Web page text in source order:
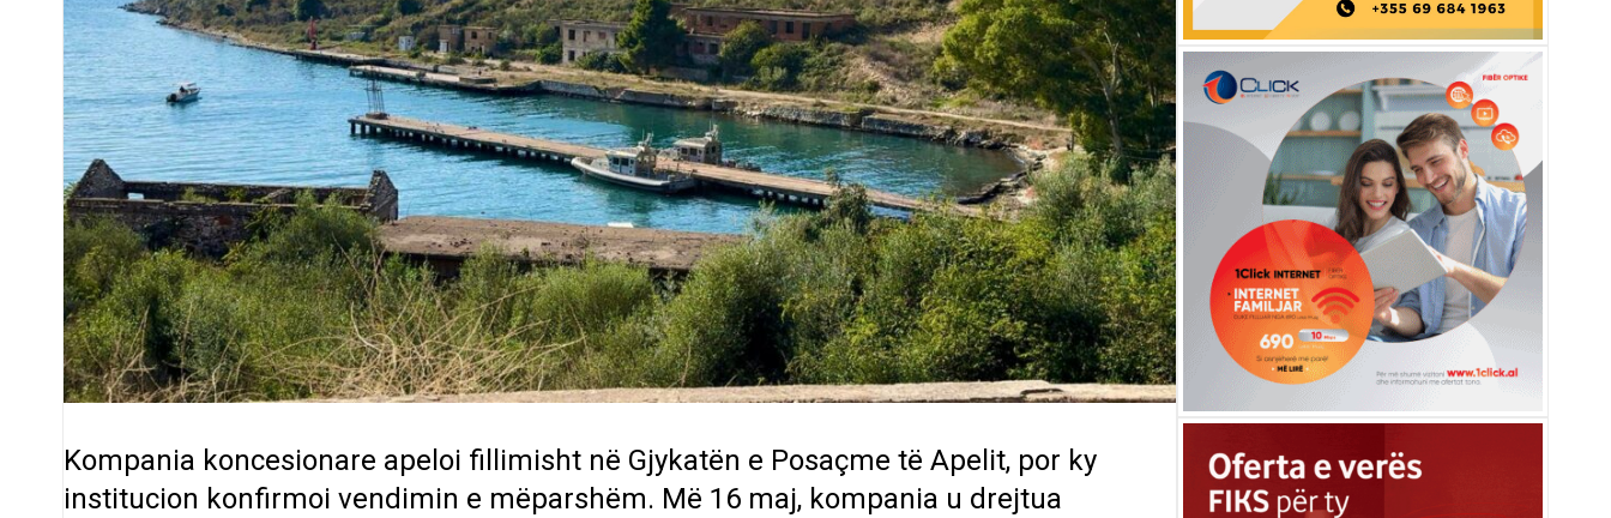
Kompania koncesionare apeloi fillimisht në Gjykatën e Posaçme të Apelit, por ky
institucion konfirmoi vendimin e mëparshëm. Më 16 maj, kompania u drejtua